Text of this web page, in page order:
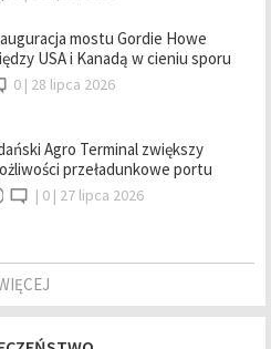
mostu Gordie Howe
USA i Kanadą w cieniu sporu
0 | 28 lipca 2026
Agro Terminal zwiększy
przeładunkowe portu
| 0 | 27 lipca 2026